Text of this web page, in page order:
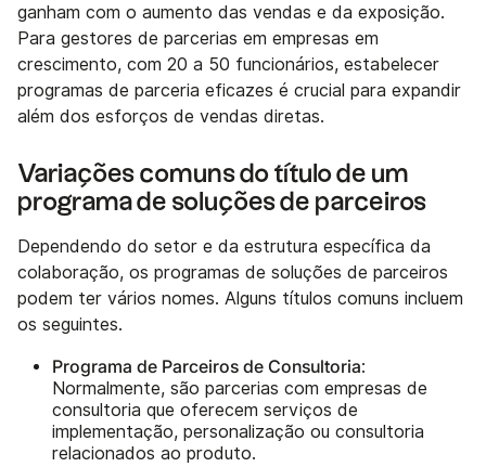
ganham com o aumento das vendas e da exposição.
Para gestores de parcerias em empresas em
crescimento, com 20 a 50 funcionários, estabelecer
programas de parceria eficazes é crucial para expandir
além dos esforços de vendas diretas.
Variações comuns do título de um
programa de soluções de parceiros
Dependendo do setor e da estrutura específica da
colaboração, os programas de soluções de parceiros
podem ter vários nomes. Alguns títulos comuns incluem
os seguintes.
Programa de Parceiros de Consultoria:
Normalmente, são parcerias com empresas de
consultoria que oferecem serviços de
implementação, personalização ou consultoria
relacionados ao produto.